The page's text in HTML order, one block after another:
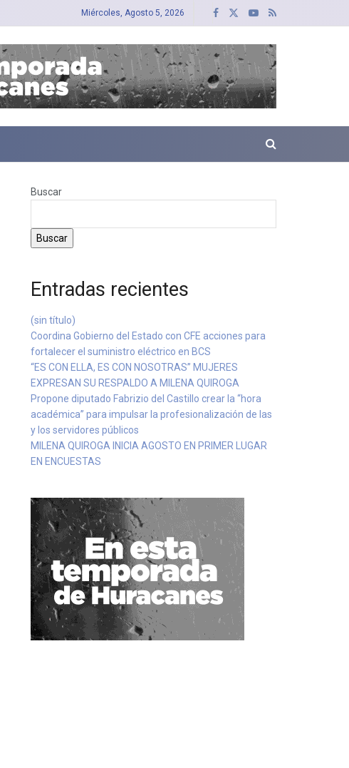
Miércoles, Agosto 5, 2026
Buscar
Buscar
Entradas recientes
(sin título)
Coordina Gobierno del Estado con CFE acciones para
fortalecer el suministro eléctrico en BCS
“ES CON ELLA, ES CON NOSOTRAS” MUJERES
EXPRESAN SU RESPALDO A MILENA QUIROGA
Propone diputado Fabrizio del Castillo crear la “hora
académica” para impulsar la profesionalización de las
y los servidores públicos
MILENA QUIROGA INICIA AGOSTO EN PRIMER LUGAR
EN ENCUESTAS